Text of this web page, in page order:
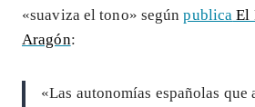
«suaviza el tono» segúnpublica El
Aragón:
«Las autonomías españolas que